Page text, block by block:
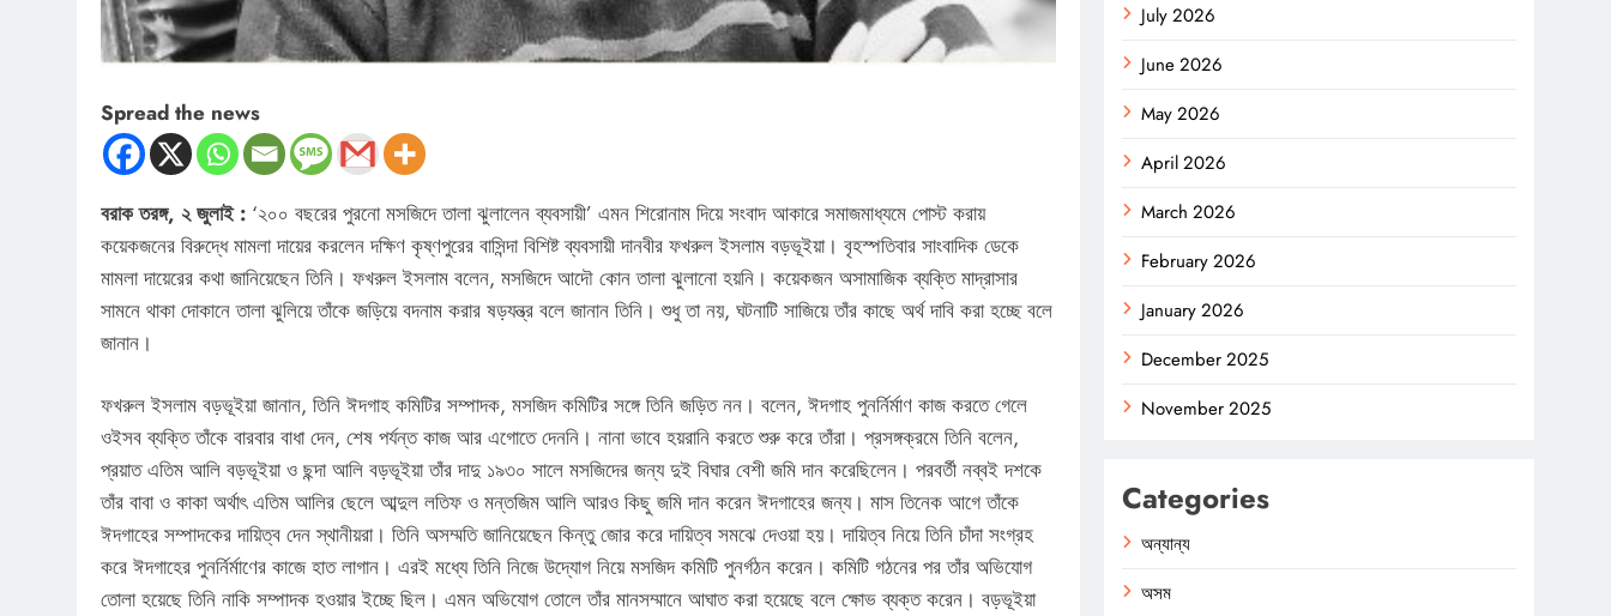
Spread the news
বরাক তরঙ্গ, ২ জুলাই : ‘২০০ বছরের পুরনো মসজিদে তালা ঝুলালেন ব্যবসায়ী’ এমন শিরোনাম দিয়ে সংবাদ আকারে সমাজমাধ্যমে পোস্ট করায়
কয়েকজনের বিরুদ্ধে মামলা দায়ের করলেন দক্ষিণ কৃষ্ণপুরের বাসিন্দা বিশিষ্ট ব্যবসায়ী দানবীর ফখরুল ইসলাম বড়ভূইয়া। বৃহস্পতিবার সাংবাদিক ডেকে
মামলা দায়েরের কথা জানিয়েছেন তিনি। ফখরুল ইসলাম বলেন, মসজিদে আদৌ কোন তালা ঝুলানো হয়নি। কয়েকজন অসামাজিক ব্যক্তি মাদ্রাসার
সামনে থাকা দোকানে তালা ঝুলিয়ে তাঁকে জড়িয়ে বদনাম করার ষড়যন্ত্র বলে জানান তিনি। শুধু তা নয়, ঘটনাটি সাজিয়ে তাঁর কাছে অর্থ দাবি করা হচ্ছে বলে
জানান।
ফখরুল ইসলাম বড়ভূইয়া জানান, তিনি ঈদগাহ কমিটির সম্পাদক, মসজিদ কমিটির সঙ্গে তিনি জড়িত নন। বলেন, ঈদগাহ পুনর্নির্মাণ কাজ করতে গেলে
ওইসব ব্যক্তি তাঁকে বারবার বাধা দেন, শেষ পর্যন্ত কাজ আর এগোতে দেননি। নানা ভাবে হয়রানি করতে শুরু করে তাঁরা। প্রসঙ্গক্রমে তিনি বলেন,
প্রয়াত এতিম আলি বড়ভূইয়া ও ছন্দা আলি বড়ভূইয়া তাঁর দাদু ১৯৩০ সালে মসজিদের জন্য দুই বিঘার বেশী জমি দান করেছিলেন। পরবর্তী নব্বই দশকে
তাঁর বাবা ও কাকা অর্থাৎ এতিম আলির ছেলে আব্দুল লতিফ ও মন্তজিম আলি আরও কিছু জমি দান করেন ঈদগাহের জন্য। মাস তিনেক আগে তাঁকে
ঈদগাহের সম্পাদকের দায়িত্ব দেন স্থানীয়রা। তিনি অসম্মতি জানিয়েছেন কিন্তু জোর করে দায়িত্ব সমঝে দেওয়া হয়। দায়িত্ব নিয়ে তিনি চাঁদা সংগ্রহ
করে ঈদগাহের পুনর্নির্মাণের কাজে হাত লাগান। এরই মধ্যে তিনি নিজে উদ্যোগ নিয়ে মসজিদ কমিটি পুনর্গঠন করেন। কমিটি গঠনের পর তাঁর অভিযোগ
তোলা হয়েছে তিনি নাকি সম্পাদক হওয়ার ইচ্ছে ছিল। এমন অভিযোগ তোলে তাঁর মানসম্মানে আঘাত করা হয়েছে বলে ক্ষোভ ব্যক্ত করেন। বড়ভূইয়া
July 2026
June 2026
May 2026
April 2026
March 2026
February 2026
January 2026
December 2025
November 2025
Categories
অন্যান্য
অসম